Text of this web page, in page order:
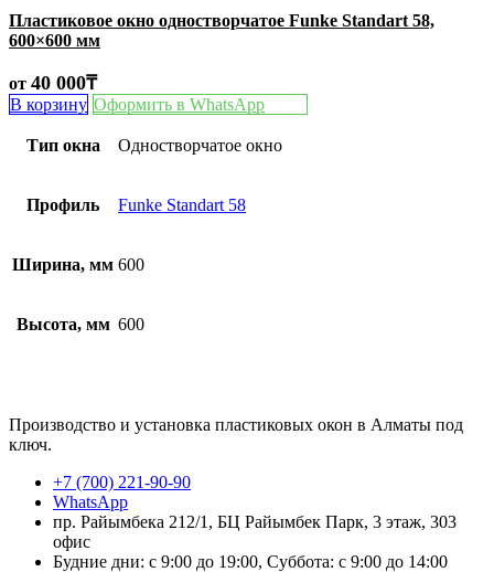
Пластиковое окно одностворчатое Funke Standart 58,
600×600 мм
от 40 000₸
В корзину Оформить в WhatsApp
Тип окна Одностворчатое окно
Профиль Funke Standart 58
Ширина, мм 600
Высота, мм 600
Производство и установка пластиковых окон в Алматы под
ключ.
+7 (700) 221-90-90
WhatsApp
пр. Райымбека 212/1, БЦ Райымбек Парк, 3 этаж, 303
офис
Будние дни: с 9:00 до 19:00, Суббота: с 9:00 до 14:00